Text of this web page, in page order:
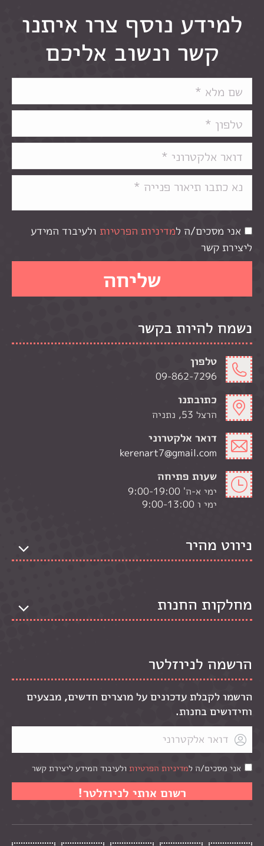
למידע נוסף צרו איתנו
קשר ונשוב אליכם
אני מסכים/ה למדיניות הפרטיות ולעיבוד המידע
ליצירת קשר
נשמח להיות בקשר
טלפון
09-862-7296
כתובתנו
הרצל 53, נתניה
דואר אלקטרוני
kerenart7@gmail.com
שעות פתיחה
ימי א-ה' 9:00-19:00
ימי ו 9:00-13:00
ניווט מהיר
מחלקות החנות
הרשמה לניוזלטר
הרשמו לקבלת עדכונים על מוצרים חדשים, מבצעים
וחידושים בחנות.
אני מסכים/ה למדיניות הפרטיות ולעיבוד המידע ליצירת קשר